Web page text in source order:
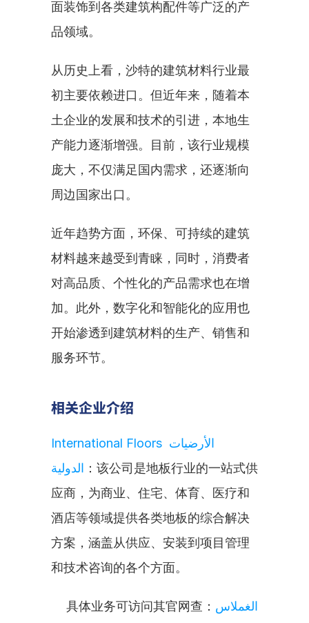
面装饰到各类建筑构配件等广泛的产
品领域。
从历史上看，沙特的建筑材料行业最
初主要依赖进口。但近年来，随着本
土企业的发展和技术的引进，本地生
产能力逐渐增强。目前，该行业规模
庞大，不仅满足国内需求，还逐渐向
周边国家出口。
近年趋势方面，环保、可持续的建筑
材料越来越受到青睐，同时，消费者
对高品质、个性化的产品需求也在增
加。此外，数字化和智能化的应用也
开始渗透到建筑材料的生产、销售和
服务环节。
相关企业介绍
International Floors الأرضيات
الدولية ：该公司是地板行业的一站式供
应商，为商业、住宅、体育、医疗和
酒店等领域提供各类地板的综合解决
方案，涵盖从供应、安装到项目管理
和技术咨询的各个方面。
الغملاس
：具体业务可访问其官网查